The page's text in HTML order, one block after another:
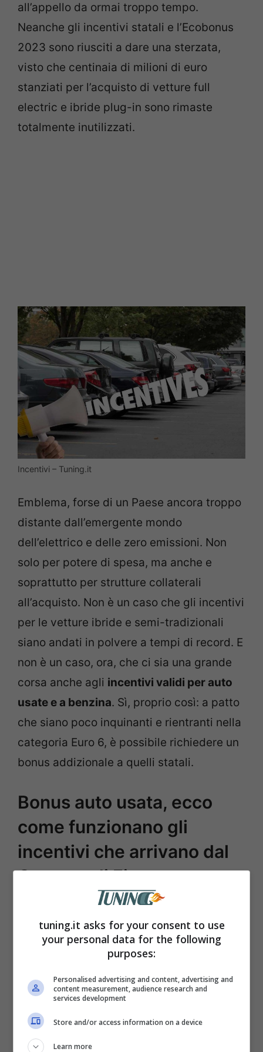
all’appello da ormai troppo tempo.
Neanche gli incentivi statali e l’Ecobonus
2023 sono riusciti a dare una sterzata,
visto che centinaia di milioni di euro
stanziati per l’acquisto di vetture full
electric e ibride plug-in sono rimaste
totalmente inutilizzati.
Incentivi – Tuning.it
Emblema, forse di un Paese ancora troppo
distante dall’emergente mondo
dell’elettrico e delle zero emissioni. Non
solo per potere di spesa, ma anche e
soprattutto per strutture collaterali
all’acquisto. Non è un caso che gli incentivi
per le vetture ibride e semi-tradizionali
siano andati in polvere a tempi di record. E
non è un caso, ora, che ci sia una grande
corsa anche agli incentivi validi per auto
usate e a benzina. Sì, proprio così: a patto
che siano poco inquinanti e rientranti nella
categoria Euro 6, è possibile richiedere un
bonus addizionale a quelli statali.
Bonus auto usata, ecco
come funzionano gli
incentivi che arrivano dal
Comune di Firenze
A dare il buon esempio è il
Firenze. Tutti i residenti nel capoluogo
toscano con un ISEE inferiore ai 50.000
fino a
3.500 europer un’auto termica
fino a
bonus riscuotibile fino al 30 settembre
tuning.it asks for your consent to use
your personal data for the following
purposes:
Personalised advertising and content, advertising and
content measurement, audience research and
services development
Store and/or access information on a device
Learn more